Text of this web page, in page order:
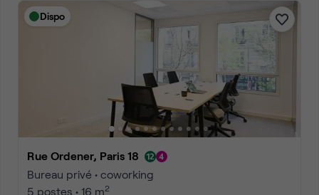
Dispo
Rue Ordener, Paris 18
Bureau privé • coworking
5 postes • 16 m2